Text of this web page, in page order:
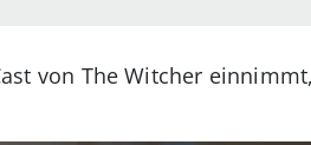
von The Witcher